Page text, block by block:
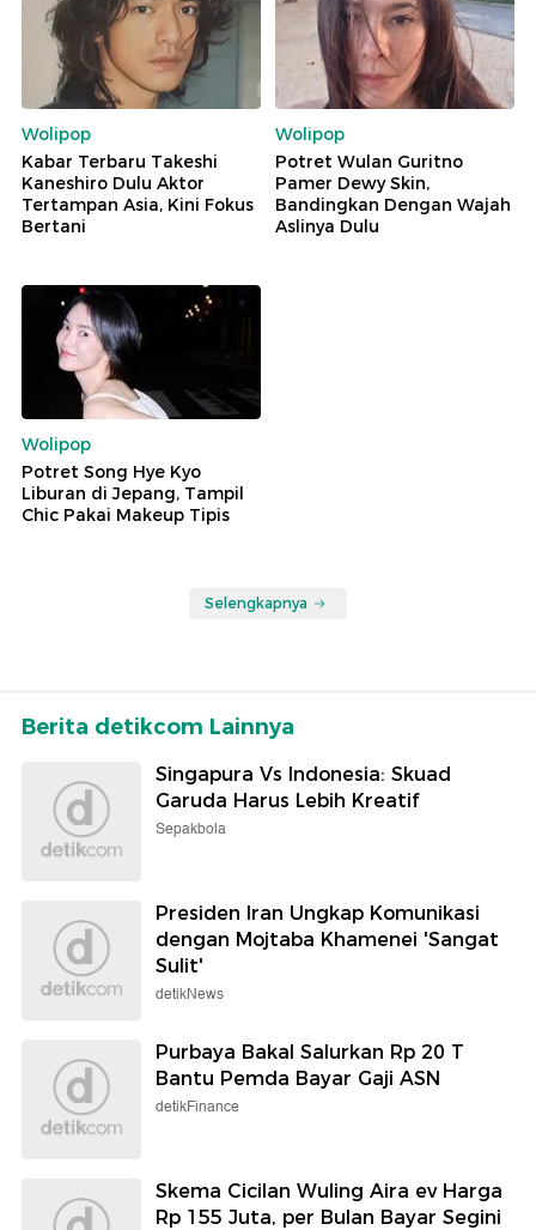
Wolipop
Kabar Terbaru Takeshi
Kaneshiro Dulu Aktor
Tertampan Asia, Kini Fokus
Bertani
Wolipop
Potret Wulan Guritno
Pamer Dewy Skin,
Bandingkan Dengan Wajah
Aslinya Dulu
Wolipop
Potret Song Hye Kyo
Liburan di Jepang, Tampil
Chic Pakai Makeup Tipis
Selengkapnya
Berita detikcom Lainnya
Singapura Vs Indonesia: Skuad
Garuda Harus Lebih Kreatif
Sepakbola
Presiden Iran Ungkap Komunikasi
dengan Mojtaba Khamenei 'Sangat
Sulit'
detikNews
Purbaya Bakal Salurkan Rp 20 T
Bantu Pemda Bayar Gaji ASN
detikFinance
Skema Cicilan Wuling Aira ev Harga
Rp 155 Juta, per Bulan Bayar Segini